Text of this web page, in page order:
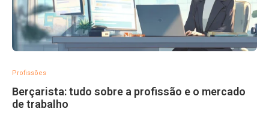
Profissões
Berçarista: tudo sobre a profissão e o mercado
de trabalho